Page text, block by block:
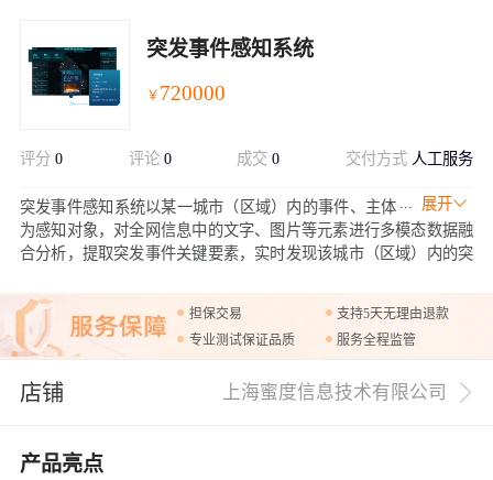
突发事件感知系统
￥ 720000
评分 0 评论 0 成交0 交付方式 人工服务
展开
突发事件感知系统以某一城市（区域）内的事件、主体
为感知对象，对全网信息中的文字、图片等元素进行多模态数据融
合分析，提取突发事件关键要素，实时发现该城市（区域）内的突
担保交易
支持5天无理由退款
专业测试保证品质
服务全程监管
店铺 上海蜜度信息技术有限公司
产品亮点